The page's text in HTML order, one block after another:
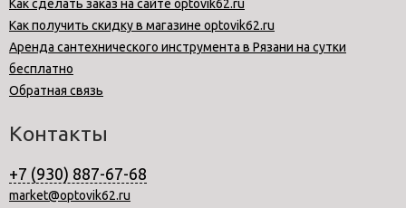
Как сделать заказ на сайте optovik62.ru
Как получить скидку в магазине optovik62.ru
Аренда сантехнического инструмента в Рязани на сутки
бесплатно
Обратная связь
Контакты
+7 (930) 887-67-68
market@optovik62.ru